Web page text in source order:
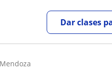
Dar clases